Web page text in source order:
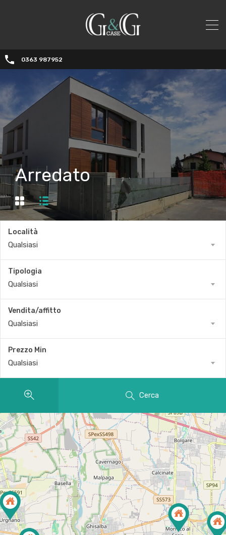
0363 987952
Arredato
Località
Qualsiasi
Tipologia
Qualsiasi
Vendita/affitto
Qualsiasi
Prezzo Min
Qualsiasi
Cerca